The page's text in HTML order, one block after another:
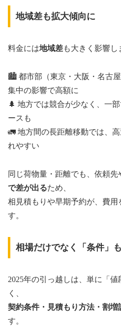
地域差も拡大傾向に
料金には地域差も大きく影響し
🏙️ 都市部（東京・大阪・名古
集中の影響で高額に
🌲 地方では競合が少なく、一
ースも
🚛 地方間の長距離移動では、
れやすい
同じ荷物量・距離でも、依頼先
で差が出るため、
相見積もりや早期予約が、費用
す。
相場だけでなく「条件」
2025年の引っ越しは、単に「
く、
契約条件・見積もり方法・割増
す。